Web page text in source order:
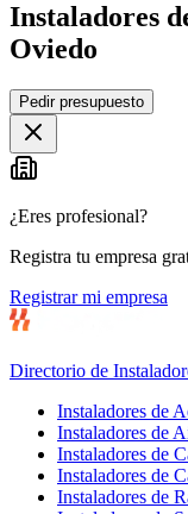
Instaladores
Oviedo
+
−
Pedir presupuesto
¿Eres profesional?
Registra tu empresa
Registrar mi empresa
Directorio de
Instaladores de
Instaladores de
Instaladores de
Instaladores de
Instaladores de